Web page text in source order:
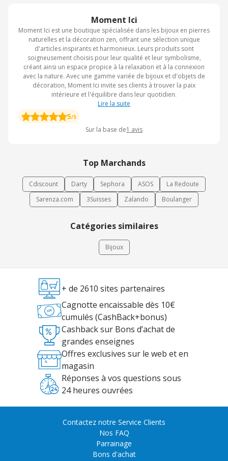
Moment Ici
Moment Ici est une boutique spécialisée dans les bijoux en pierres
naturelles et la décoration zen, offrant une sélection unique
d'articles inspirants et harmonieux. Leurs produits sont
soigneusement choisis pour leur qualité et leur symbolisme,
créant ainsi un espace propice à la relaxation et à la connexion
avec la nature. Avec une gamme variée de bijoux et d'objets de
décoration, Moment Ici invite ses clients à trouver la paix
intérieure et l'équilibre dans leur quotidien.
Lire la suite
5/5
Sur la base de1 avis
Top Marchands
Cdiscount Darty Sephora ASOS
La Redoute
Sarenza.com
3Suisses Zalando Boulanger
Catégories similaires
Bijoux
+ de 2610 sites partenaires
Cagnotte encaissable dès 10€
cumulés (CashBack+bonus)
Cashback sur Bons d’achat de
grandes enseignes
Offres exclusives sur le web et en
magasin
Réponses à vos questions sous
24 heures ouvrées
Contactez notre Service Clients
Nos FAQ
Parrainage
Bons d'achat